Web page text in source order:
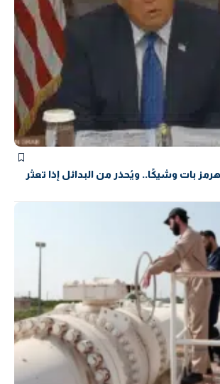
بات وشيكًا.. ويُحذر من البدائل إذا تعثر